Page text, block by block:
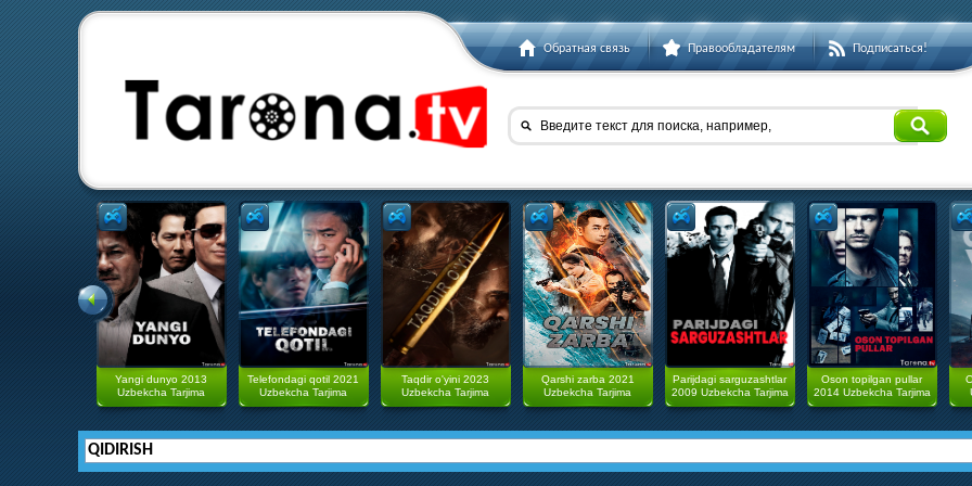
Обратная связь Правообладателям Подписаться!
Введите текст для поиска, например,
Yangi dunyo 2013
Uzbekcha Tarjima
Telefondagi qotil 2021
Uzbekcha Tarjima
Taqdir o'yini 2023
Uzbekcha Tarjima
Qarshi zarba 2021
Uzbekcha Tarjima
Parijdagi sarguzashtlar
2009 Uzbekcha Tarjima
Oson topilgan pullar
2014 Uzbekcha Tarjima